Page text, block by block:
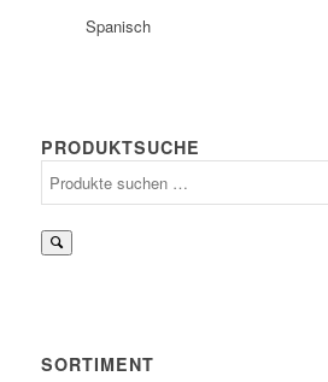
PRODUKTSUCHE
SORTIMENT